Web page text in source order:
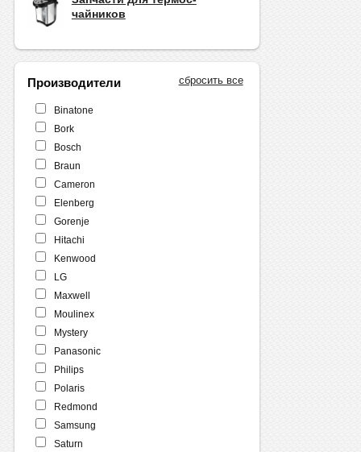
чайников
сбросить все
Производители
Binatone
Bork
Bosch
Braun
Cameron
Elenberg
Gorenje
Hitachi
Kenwood
LG
Maxwell
Moulinex
Mystery
Panasonic
Philips
Polaris
Redmond
Samsung
Saturn